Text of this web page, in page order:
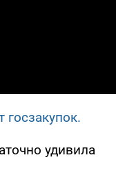
госзакупок.
удивила